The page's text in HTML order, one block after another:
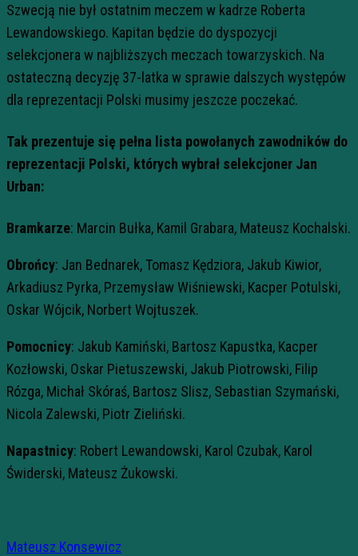
Szwecją nie był ostatnim meczem w kadrze Roberta
Lewandowskiego. Kapitan będzie do dyspozycji
selekcjonera w najbliższych meczach towarzyskich. Na
ostateczną decyzję 37-latka w sprawie dalszych występów
dla reprezentacji Polski musimy jeszcze poczekać.
Tak prezentuje się pełna lista powołanych zawodników do
reprezentacji Polski, których wybrał selekcjoner Jan
Urban:
Bramkarze: Marcin Bułka, Kamil Grabara, Mateusz Kochalski.
Obrońcy: Jan Bednarek, Tomasz Kędziora, Jakub Kiwior,
Arkadiusz Pyrka, Przemysław Wiśniewski, Kacper Potulski,
Oskar Wójcik, Norbert Wojtuszek.
Pomocnicy: Jakub Kamiński, Bartosz Kapustka, Kacper
Kozłowski, Oskar Pietuszewski, Jakub Piotrowski, Filip
Rózga, Michał Skóraś, Bartosz Slisz, Sebastian Szymański,
Nicola Zalewski, Piotr Zieliński.
Napastnicy: Robert Lewandowski, Karol Czubak, Karol
Świderski, Mateusz Żukowski.
Mateusz Konsewicz